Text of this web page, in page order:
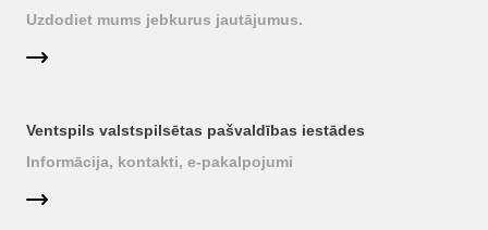
Uzdodiet mums jebkurus jautājumus.
Ventspils valstspilsētas pašvaldības iestādes
Informācija, kontakti, e-pakalpojumi